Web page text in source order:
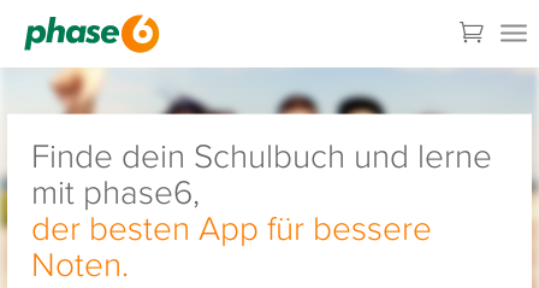
Finde dein Schulbuch und lerne
mit phase6,
der besten App für bessere
Noten.